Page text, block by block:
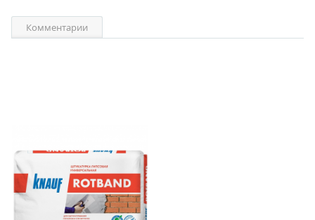
Комментарии